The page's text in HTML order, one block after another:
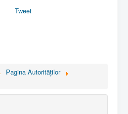
Tweet
Pagina Autorităţilor